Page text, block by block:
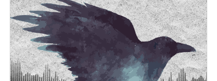
Email: kraehengefluester@gmail.com
Insta: @kraehengefluester_podcast
Youtube: @Kraehengefluester_Podcast
Spotify Playlist: Krähengeflüster Playlist
Music by Maksym Dudchyk from Pixabay